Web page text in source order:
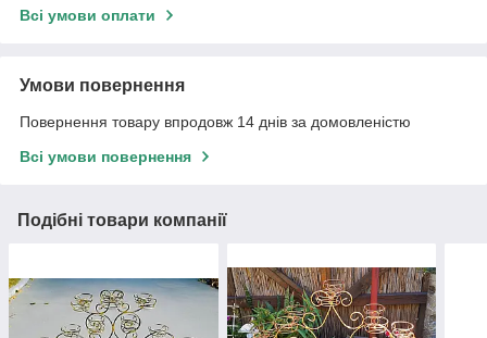
Всі умови оплати
Умови повернення
Повернення товару впродовж 14 днів за домовленістю
Всі умови повернення
Подібні товари компанії